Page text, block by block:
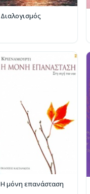
Διαλογισμός
Η μόνη επανάσταση